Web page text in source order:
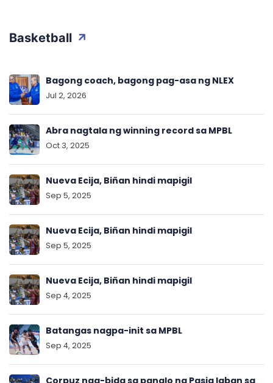
Basketball
Bagong coach, bagong pag-asa ng NLEX
Jul 2, 2026
Abra nagtala ng winning record sa MPBL
Oct 3, 2025
Nueva Ecija, Biñan hindi mapigil
Sep 5, 2025
Nueva Ecija, Biñan hindi mapigil
Sep 5, 2025
Nueva Ecija, Biñan hindi mapigil
Sep 4, 2025
Batangas nagpa-init sa MPBL
Sep 4, 2025